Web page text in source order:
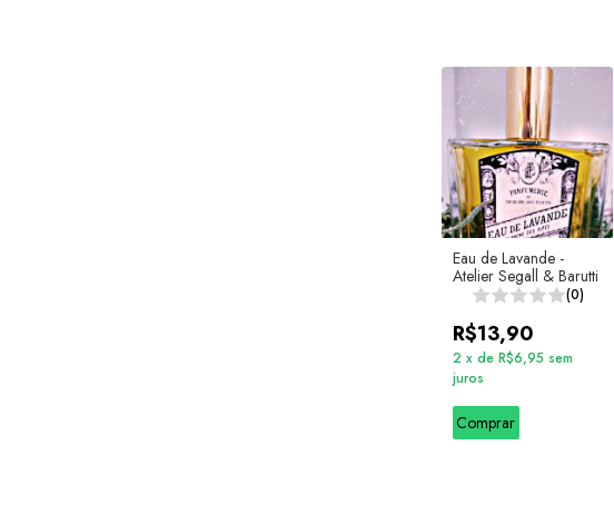
Eau de Lavande -
Atelier Segall & Barutti
(0)
R$13,90
2 x de R$6,95 sem
juros
Comprar